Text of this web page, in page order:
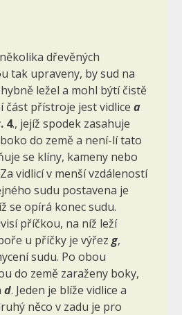
dřevěných
tak upraveny, by sud na
ležel a mohl býtí čistě
část přístroje jest vidlice a
4., jejíž spodek zasahuje
do země a není-lí tato
se klíny, kameny nebo
vidlicí v menší vzdáleností
sudu postavena je
se opírá konec sudu.
příčkou, na níž leží
u příčky je výřez g,
sudu. Po obou
do země zaraženy boky,
d. Jeden je blíže vidlice a
něco v zadu je pro